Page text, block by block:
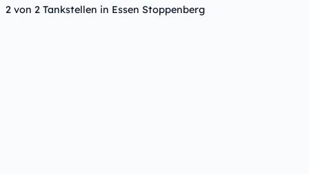
2 von 2 Tankstellen in Essen Stoppenberg